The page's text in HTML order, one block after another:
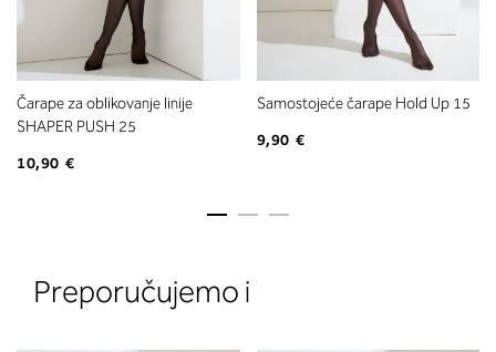
Čarape za oblikovanje linije
SHAPER PUSH 25
10,90 €
Samostojeće čarape Hold Up 15
9,90 €
Preporučujemo i